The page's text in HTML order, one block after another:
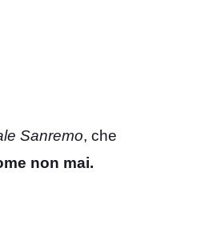
Sanremo, che
non mai.